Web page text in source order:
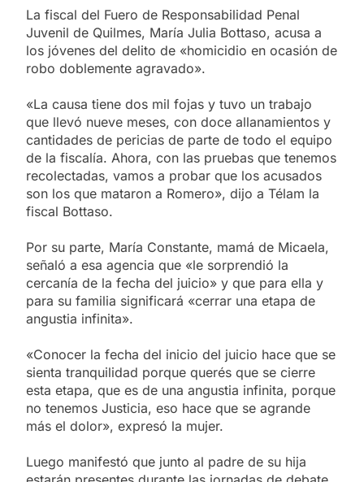
La fiscal del Fuero de Responsabilidad Penal
Juvenil de Quilmes, María Julia Bottaso, acusa a
los jóvenes del delito de «homicidio en ocasión de
robo doblemente agravado».
«La causa tiene dos mil fojas y tuvo un trabajo
que llevó nueve meses, con doce allanamientos y
cantidades de pericias de parte de todo el equipo
de la fiscalía. Ahora, con las pruebas que tenemos
recolectadas, vamos a probar que los acusados
son los que mataron a Romero», dijo a Télam la
fiscal Bottaso.
Por su parte, María Constante, mamá de Micaela,
señaló a esa agencia que «le sorprendió la
cercanía de la fecha del juicio» y que para ella y
para su familia significará «cerrar una etapa de
angustia infinita».
«Conocer la fecha del inicio del juicio hace que se
sienta tranquilidad porque querés que se cierre
esta etapa, que es de una angustia infinita, porque
no tenemos Justicia, eso hace que se agrande
más el dolor», expresó la mujer.
Luego manifestó que junto al padre de su hija